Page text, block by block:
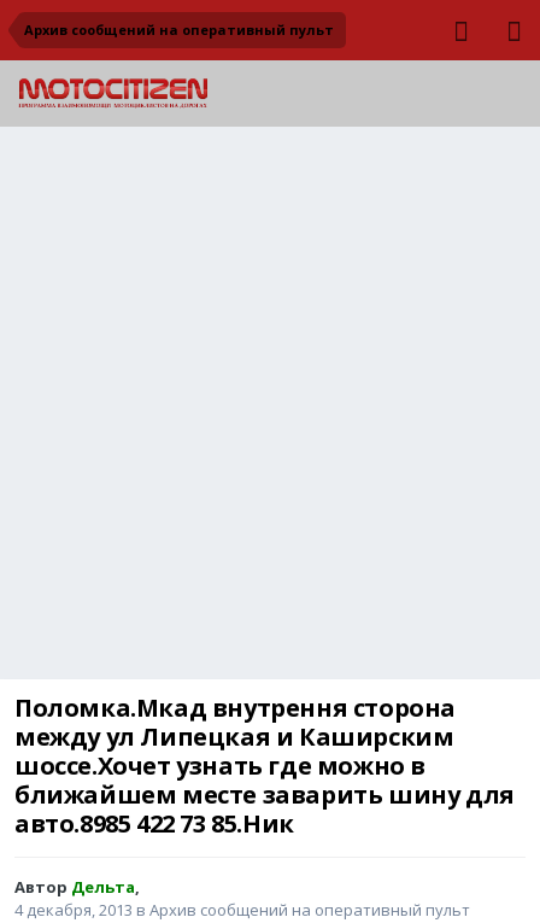
Архив сообщений на оперативный пульт
Поломка.Мкад внутрення сторона
между ул Липецкая и Каширским
шоссе.Хочет узнать где можно в
ближайшем месте заварить шину для
авто.8985 422 73 85.Ник
Автор Дельта,
4 декабря, 2013 в Архив сообщений на оперативный пульт